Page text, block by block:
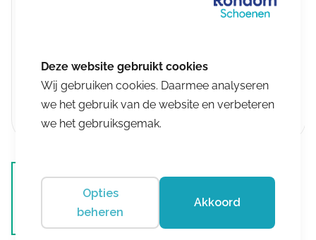
Wij gebruiken cookies. Daarmee analyseren
we het gebruik van de website en verbeteren
we het gebruiksgemak.
Opties
beheren
Akkoord